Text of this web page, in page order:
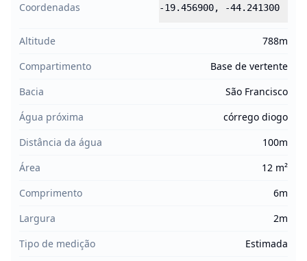
Coordenadas -19.456900, -44.241300
Altitude
788m
Compartimento
Base de vertente
Bacia
São Francisco
Água próxima
córrego diogo
Distância da água
100m
Área
12 m²
Comprimento
6m
Largura
2m
Tipo de medição
Estimada